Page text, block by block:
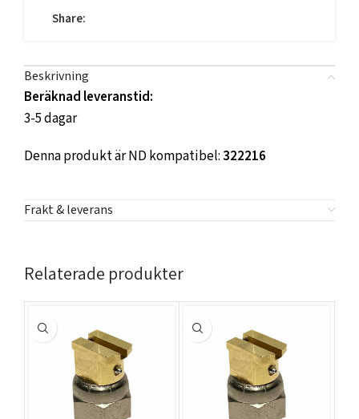
Share:
Beskrivning
Beräknad leveranstid:
3-5 dagar
Denna produkt är ND kompatibel:322216
Frakt & leverans
Relaterade produkter